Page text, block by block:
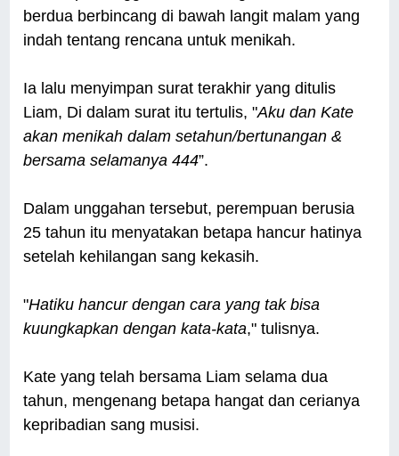
berdua berbincang di bawah langit malam yang
indah tentang rencana untuk menikah.
Ia lalu menyimpan surat terakhir yang ditulis
Liam, Di dalam surat itu tertulis, "Aku dan Kate
akan menikah dalam setahun/bertunangan &
bersama selamanya 444”.
Dalam unggahan tersebut, perempuan berusia
25 tahun itu menyatakan betapa hancur hatinya
setelah kehilangan sang kekasih.
"Hatiku hancur dengan cara yang tak bisa
kuungkapkan dengan kata-kata," tulisnya.
Kate yang telah bersama Liam selama dua
tahun, mengenang betapa hangat dan cerianya
kepribadian sang musisi.